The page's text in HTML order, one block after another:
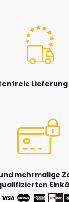
Lieferung
mehrmalige